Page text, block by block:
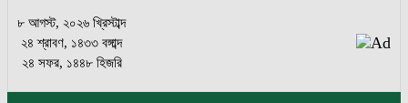
৮ আগস্ট, ২০২৬ খ্রিস্টাব্দ
২৪ শ্রাবণ, ১৪৩৩ বঙ্গাব্দ
২৪ সফর, ১৪৪৮ হিজরি